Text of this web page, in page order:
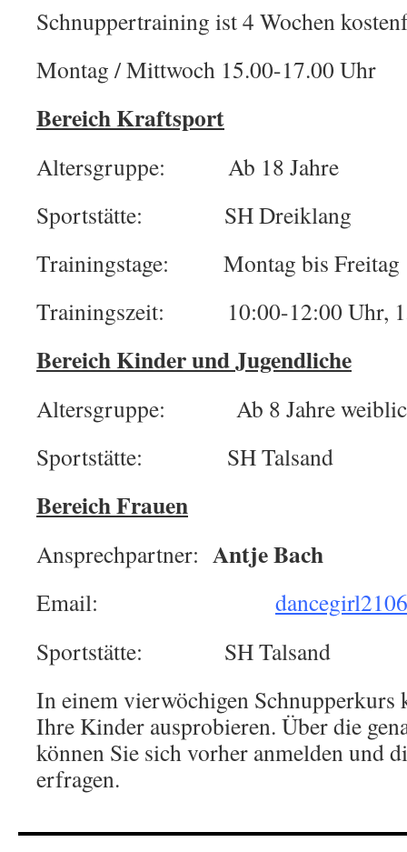
Schnuppertraining ist 4 Wochen
Montag / Mittwoch 15.00-17.00 Uhr
Bereich Kraftsport
Altersgruppe: Ab 18 Jahre
Sportstätte: SH Dreiklang
Trainingstage: Montag bis Freitag
Trainingszeit: 10:00-12:00 Uhr,
Bereich Kinder und Jugendliche
Altersgruppe: Ab 8 Jahre
Sportstätte: SH Talsand
Bereich Frauen
Ansprechpartner: Antje Bach
Email:
Sportstätte: SH Talsand
In einem vierwöchigen Schnupperkurs
Ihre Kinder ausprobieren. Über die
können Sie sich vorher anmelden und
erfragen.